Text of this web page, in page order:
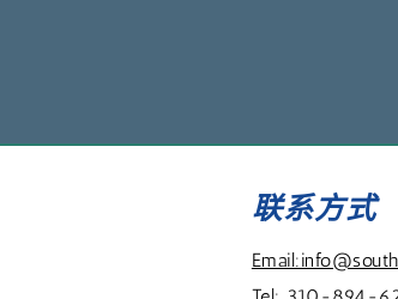
联系方式